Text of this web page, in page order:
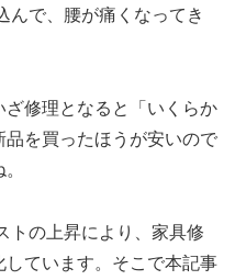
で、腰が痛くなってき
修理となると「いくらか
を買ったほうが安いので
トの上昇により、家具修
ています。そこで本記事